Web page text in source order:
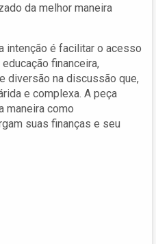
da melhor maneira
intenção é facilitar o acesso
financeira,
diversão na discussão que,
e complexa. A peça
maneira como
suas finanças e seu